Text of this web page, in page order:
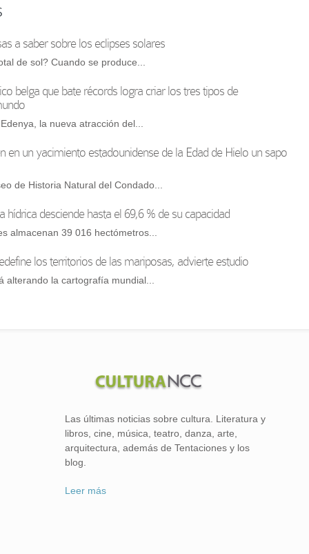
a saber sobre los eclipses solares
de sol? Cuando se produce...
belga que bate récords logra criar los tres tipos de
la nueva atracción del...
en un yacimiento estadounidense de la Edad de Hielo un sapo
de Historia Natural del Condado...
hídrica desciende hasta el 69,6 % de su capacidad
almacenan 39 016 hectómetros...
los territorios de las mariposas, advierte estudio
alterando la cartografía mundial...
Las últimas noticias sobre cultura. Literatura y
libros, cine, música, teatro, danza, arte,
arquitectura, además de Tentaciones y los
blog.
Leer más